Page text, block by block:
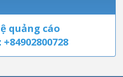
quảng cáo